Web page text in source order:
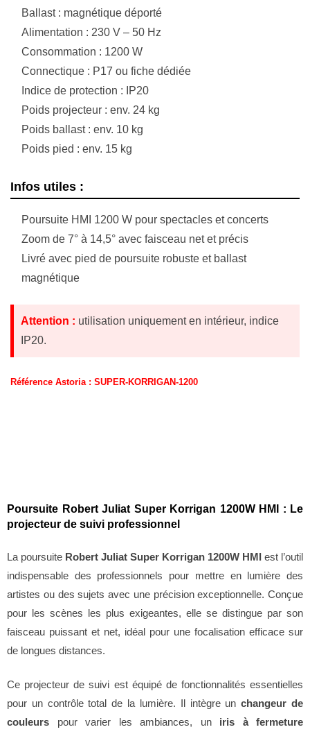
Ballast : magnétique déporté
Alimentation : 230 V – 50 Hz
Consommation : 1200 W
Connectique : P17 ou fiche dédiée
Indice de protection : IP20
Poids projecteur : env. 24 kg
Poids ballast : env. 10 kg
Poids pied : env. 15 kg
Infos utiles :
Poursuite HMI 1200 W pour spectacles et concerts
Zoom de 7° à 14,5° avec faisceau net et précis
Livré avec pied de poursuite robuste et ballast
magnétique
Attention : utilisation uniquement en intérieur, indice
IP20.
Référence Astoria : SUPER-KORRIGAN-1200
Poursuite Robert Juliat Super Korrigan 1200W HMI : Le
projecteur de suivi professionnel
La poursuite Robert Juliat Super Korrigan 1200W HMI est l’outil
indispensable des professionnels pour mettre en lumière des
artistes ou des sujets avec une précision exceptionnelle. Conçue
pour les scènes les plus exigeantes, elle se distingue par son
faisceau puissant et net, idéal pour une focalisation efficace sur
de longues distances.
Ce projecteur de suivi est équipé de fonctionnalités essentielles
pour un contrôle total de la lumière. Il intègre unchangeur de
couleurs pour varier les ambiances, un iris à fermeture